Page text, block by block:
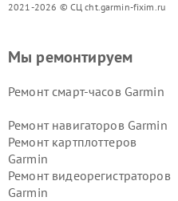
2021-2026 © СЦ cht.garmin-fixim.ru
Мы ремонтируем
Ремонт смарт-часов Garmin
Ремонт навигаторов Garmin
Ремонт картплоттеров
Garmin
Ремонт видеорегистраторов
Garmin